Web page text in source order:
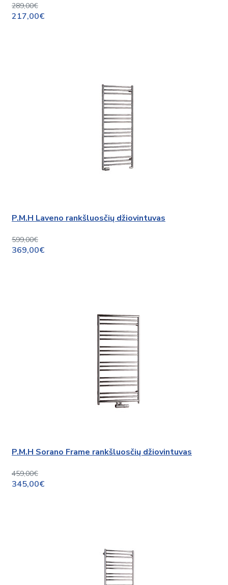
289,00€
217,00€
P.M.H Laveno rankšluosčių džiovintuvas
599,00€
369,00€
P.M.H Sorano Frame rankšluosčių džiovintuvas
459,00€
345,00€